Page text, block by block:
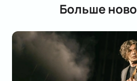
Больше